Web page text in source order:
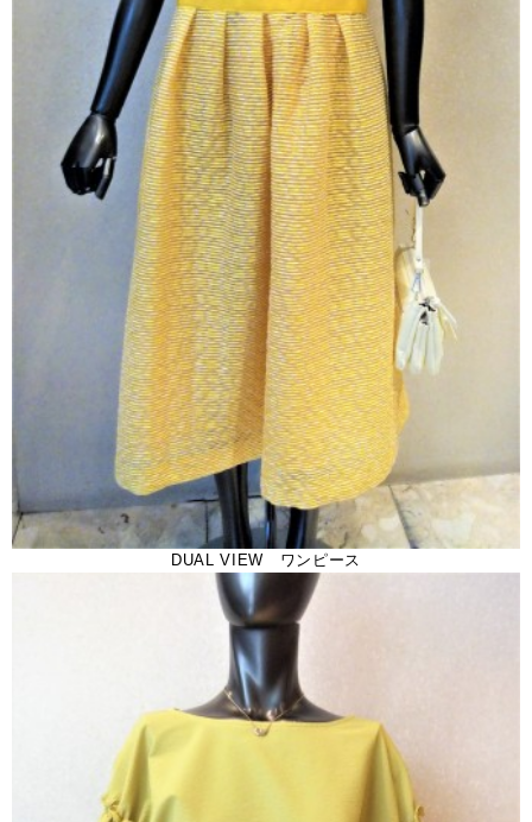
DUAL VIEW ワンピース